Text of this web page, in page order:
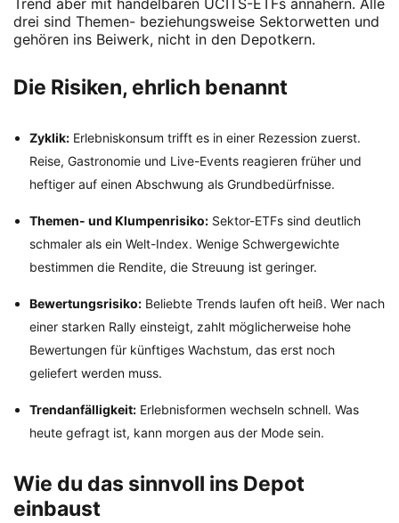
Trend aber mit handelbaren UCITS-ETFs annähern. Alle
drei sind Themen- beziehungsweise Sektorwetten und
gehören ins Beiwerk, nicht in den Depotkern.
Die Risiken, ehrlich benannt
Zyklik: Erlebniskonsum trifft es in einer Rezession zuerst.
Reise, Gastronomie und Live-Events reagieren früher und
heftiger auf einen Abschwung als Grundbedürfnisse.
Themen- und Klumpenrisiko: Sektor-ETFs sind deutlich
schmaler als ein Welt-Index. Wenige Schwergewichte
bestimmen die Rendite, die Streuung ist geringer.
Bewertungsrisiko: Beliebte Trends laufen oft heiß. Wer nach
einer starken Rally einsteigt, zahlt möglicherweise hohe
Bewertungen für künftiges Wachstum, das erst noch
geliefert werden muss.
Trendanfälligkeit: Erlebnisformen wechseln schnell. Was
heute gefragt ist, kann morgen aus der Mode sein.
Wie du das sinnvoll ins Depot
einbaust